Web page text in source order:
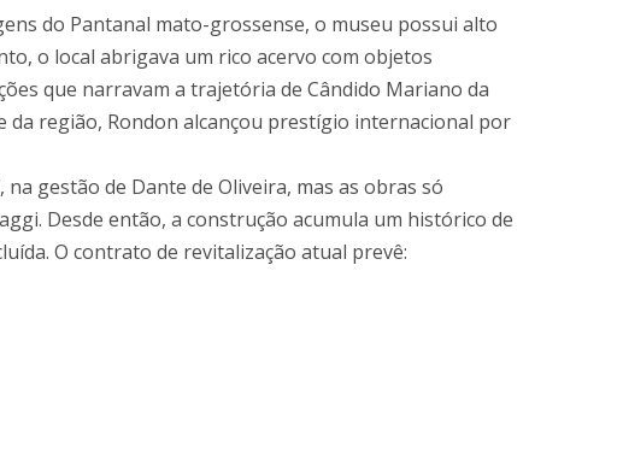
do Pantanal mato-grossense, o museu possui alto
o local abrigava um rico acervo com objetos
que narravam a trajetória de Cândido Mariano da
da região, Rondon alcançou prestígio internacional por
gestão de Dante de Oliveira, mas as obras só
Desde então, a construção acumula um histórico de
O contrato de revitalização atual prevê: